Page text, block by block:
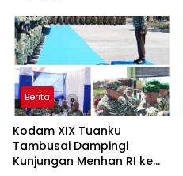
Berita
Kodam XIX Tuanku
Tambusai Dampingi
Kunjungan Menhan RI ke